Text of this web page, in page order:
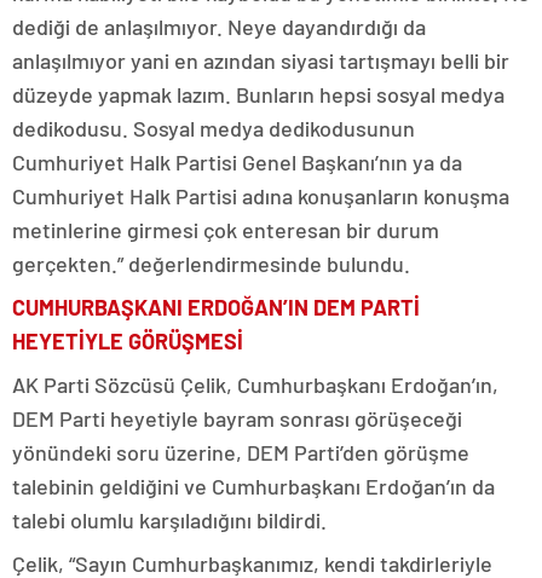
dediği de anlaşılmıyor. Neye dayandırdığı da
anlaşılmıyor yani en azından siyasi tartışmayı belli bir
düzeyde yapmak lazım. Bunların hepsi sosyal medya
dedikodusu. Sosyal medya dedikodusunun
Cumhuriyet Halk Partisi Genel Başkanı’nın ya da
Cumhuriyet Halk Partisi adına konuşanların konuşma
metinlerine girmesi çok enteresan bir durum
gerçekten.” değerlendirmesinde bulundu.
CUMHURBAŞKANI ERDOĞAN’IN DEM PARTİ
HEYETİYLE GÖRÜŞMESİ
AK Parti Sözcüsü Çelik, Cumhurbaşkanı Erdoğan’ın,
DEM Parti heyetiyle bayram sonrası görüşeceği
yönündeki soru üzerine, DEM Parti’den görüşme
talebinin geldiğini ve Cumhurbaşkanı Erdoğan’ın da
talebi olumlu karşıladığını bildirdi.
Çelik, “Sayın Cumhurbaşkanımız, kendi takdirleriyle